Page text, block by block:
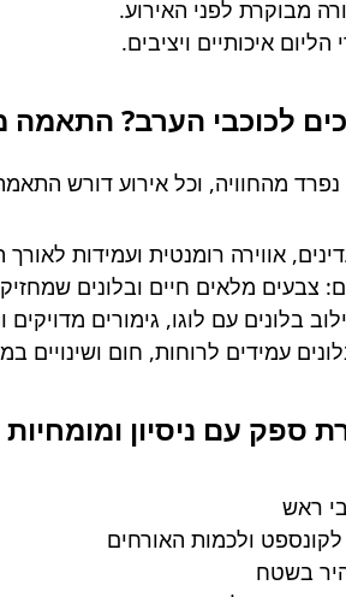
מבוקרת לפני האירוע.
הליום איכותיים ויציבים.
לכוכבי הערב?
מהחוויה, וכל אירוע דורש
אווירה רומנטית ועמידות
צבעים מלאים חיים ובלונים
בלונים עם לוגו, גימורים מדויקים
עמידים לרוחות, חום ושינויים
ספק עם ניסיון ומומחיות
ראש
ולכמות האורחים
בשטח